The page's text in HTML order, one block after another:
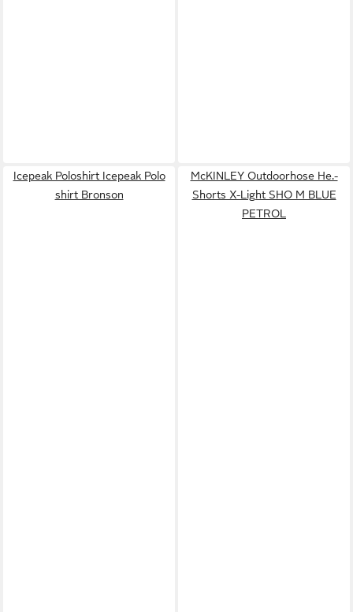
Icepeak Poloshirt Icepeak Polo
shirt Bronson
McKINLEY Outdoorhose He.-
Shorts X-Light SHO M BLUE
PETROL